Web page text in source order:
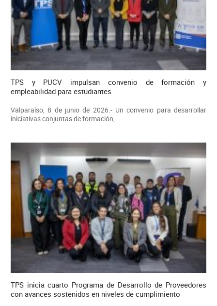
TPS y PUCV impulsan convenio de formación y
empleabilidad para estudiantes
Valparaíso, 8 de junio de 2026.- Un convenio para desarrollar
iniciativas conjuntas de formación,...
TPS inicia cuarto Programa de Desarrollo de Proveedores
con avances sostenidos en niveles de cumplimiento